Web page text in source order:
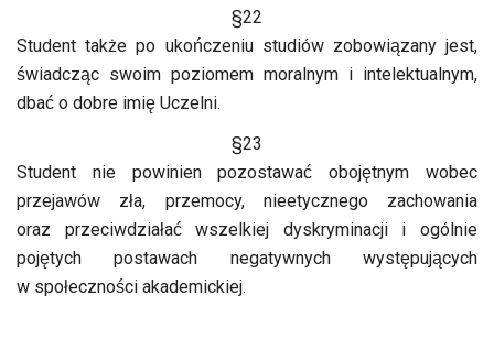
§22
Student także po ukończeniu studiów zobowiązany jest,
świadcząc swoim poziomem moralnym i intelektualnym,
dbać o dobre imię Uczelni.
§23
Student nie powinien pozostawać obojętnym wobec
przejawów zła, przemocy, nieetycznego zachowania
oraz przeciwdziałać wszelkiej dyskryminacji i ogólnie
pojętych postawach negatywnych występujących
w społeczności akademickiej.